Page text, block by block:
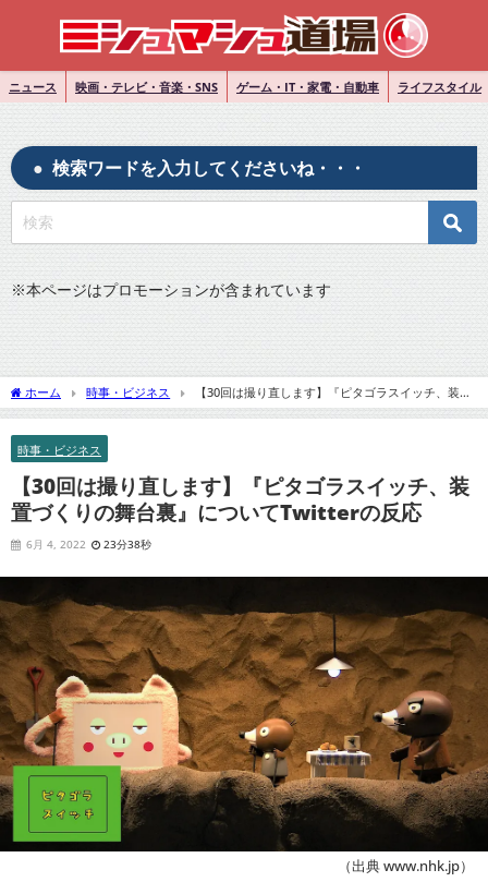
ニュース 映画・テレビ・音楽・SNS ゲーム・IT・家電・自動車 ライフスタイル
検索ワードを入力してくださいね・・・
※本ページはプロモーションが含まれています
ホーム 時事・ビジネス
【30回は撮り直します】『ピタゴラスイッチ、装置
づくりの舞台裏』についてTwitterの反応
時事・ビジネス
【30回は撮り直します】『ピタゴラスイッチ、装
置づくりの舞台裏』についてTwitterの反応
6月 4, 2022 23分38秒
（出典 www.nhk.jp）